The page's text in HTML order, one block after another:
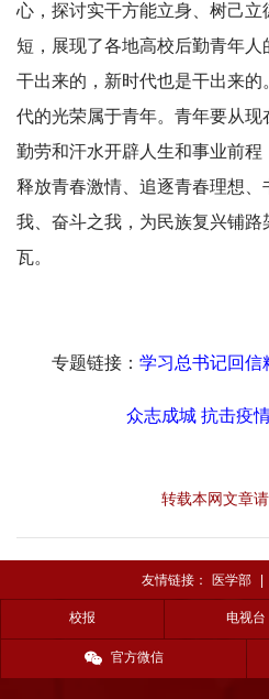
心，探讨实干方能立身、树己
短，展现了各地高校后勤青年
干出来的，新时代也是干出来
代的光荣属于青年。青年要从
勤劳和汗水开辟人生和事业前程
释放青春激情、追逐青春理想、
我、奋斗之我，为民族复兴铺
瓦。
专题链接： 学习总书记回信
众志成城 抗击疫
转载本网文章
友情链接： 医学部
校报 电视台
官方微信